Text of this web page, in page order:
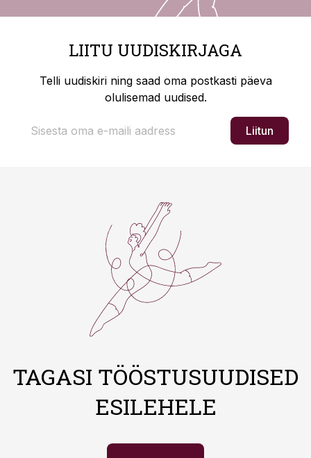
LIITU UUDISKIRJAGA
Telli uudiskiri ning saad oma postkasti päeva
olulisemad uudised.
Liitun
TAGASI TÖÖSTUSUUDISED
ESILEHELE